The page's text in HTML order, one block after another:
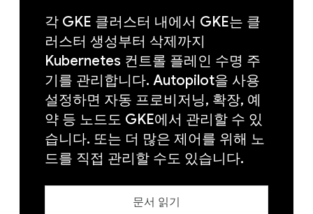
각 GKE 클러스터 내에서 GKE는 클
러스터 생성부터 삭제까지
Kubernetes 컨트롤 플레인 수명 주
기를 관리합니다. Autopilot을 사용
설정하면 자동 프로비저닝, 확장, 예
약 등 노드도 GKE에서 관리할 수 있
습니다. 또는 더 많은 제어를 위해 노
드를 직접 관리할 수도 있습니다.
문서 읽기